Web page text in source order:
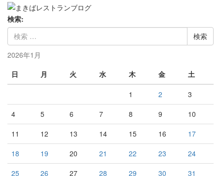
検索:
2026年1月
日
月 火 水 木 金 土
1 2
3
4
5 6 7 8 9
10
11
12 13 14 15 16
17
18
19 20 21 22 23
24
25
26 27 28 29 30 31